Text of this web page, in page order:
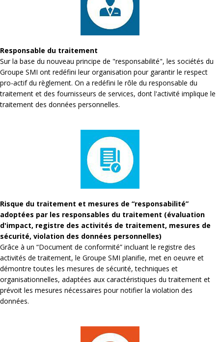
Responsable du traitement
Sur la base du nouveau principe de "responsabilité", les sociétés du
Groupe SMI ont redéfini leur organisation pour garantir le respect
pro-actif du règlement. On a redéfini le rôle du responsable du
traitement et des fournisseurs de services, dont l'activité implique le
traitement des données personnelles.
Risque du traitement et mesures de “responsabilité”
adoptées par les responsables du traitement (évaluation
d'impact, registre des activités de traitement, mesures de
sécurité, violation des données personnelles)
Grâce à un “Document de conformité” incluant le registre des
activités de traitement, le Groupe SMI planifie, met en oeuvre et
démontre toutes les mesures de sécurité, techniques et
organisationnelles, adaptées aux caractéristiques du traitement et
prévoit les mesures nécessaires pour notifier la violation des
données.